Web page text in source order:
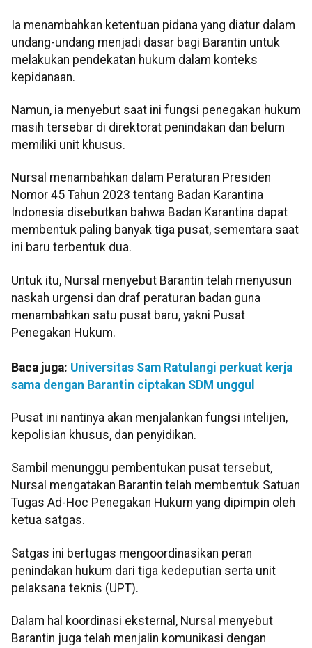
Ia menambahkan ketentuan pidana yang diatur dalam
undang-undang menjadi dasar bagi Barantin untuk
melakukan pendekatan hukum dalam konteks
kepidanaan.
Namun, ia menyebut saat ini fungsi penegakan hukum
masih tersebar di direktorat penindakan dan belum
memiliki unit khusus.
Nursal menambahkan dalam Peraturan Presiden
Nomor 45 Tahun 2023 tentang Badan Karantina
Indonesia disebutkan bahwa Badan Karantina dapat
membentuk paling banyak tiga pusat, sementara saat
ini baru terbentuk dua.
Untuk itu, Nursal menyebut Barantin telah menyusun
naskah urgensi dan draf peraturan badan guna
menambahkan satu pusat baru, yakni Pusat
Penegakan Hukum.
Baca juga: Universitas Sam Ratulangi perkuat kerja
sama dengan Barantin ciptakan SDM unggul
Pusat ini nantinya akan menjalankan fungsi intelijen,
kepolisian khusus, dan penyidikan.
Sambil menunggu pembentukan pusat tersebut,
Nursal mengatakan Barantin telah membentuk Satuan
Tugas Ad-Hoc Penegakan Hukum yang dipimpin oleh
ketua satgas.
Satgas ini bertugas mengoordinasikan peran
penindakan hukum dari tiga kedeputian serta unit
pelaksana teknis (UPT).
Dalam hal koordinasi eksternal, Nursal menyebut
Barantin juga telah menjalin komunikasi dengan